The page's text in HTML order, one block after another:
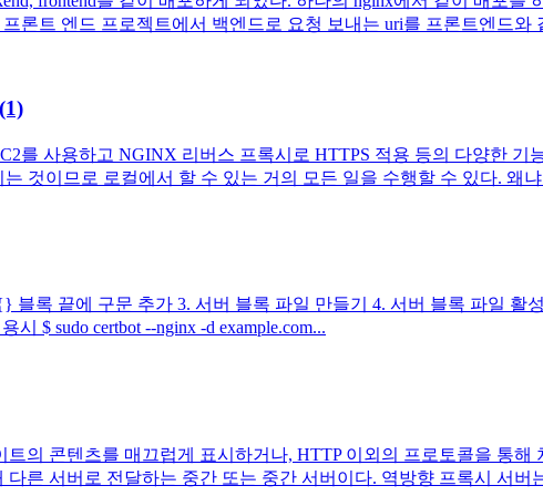
론트 엔드 프로젝트에서 백엔드로 요청 보내는 uri를 프론트엔드와
를 사용하고 NGINX 리버스 프록시로 HTTPS 적용 등의 다양한 기
것이므로 로컬에서 할 수 있는 거의 모든 일을 수행할 수 있다. 왜
블록 끝에 구문 추가 3. 서버 블록 파일 만들기 4. 서버 블록 파일 활
$ sudo certbot --nginx -d example.com...
의 콘텐츠를 매끄럽게 표시하거나, HTTP 이외의 프로토콜을 통
른 서버로 전달하는 중간 또는 중간 서버이다. 역방향 프록시 서